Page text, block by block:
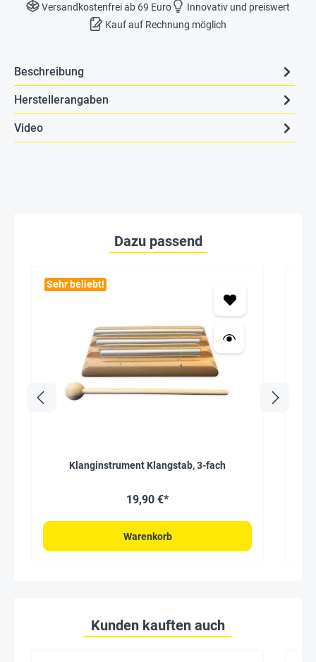
Versandkostenfrei ab 69 Euro
Innovativ und preiswert
Kauf auf Rechnung möglich
Beschreibung
Herstellerangaben
Video
Dazu passend
Sehr beliebt!
Klanginstrument Klangstab, 3-fach
19,90 €*
Warenkorb
Kunden kauften auch